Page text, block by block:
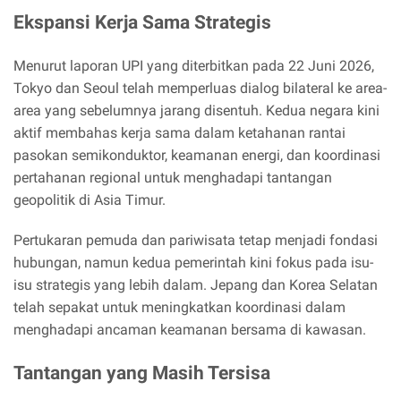
Ekspansi Kerja Sama Strategis
Menurut laporan UPI yang diterbitkan pada 22 Juni 2026,
Tokyo dan Seoul telah memperluas dialog bilateral ke area-
area yang sebelumnya jarang disentuh. Kedua negara kini
aktif membahas kerja sama dalam ketahanan rantai
pasokan semikonduktor, keamanan energi, dan koordinasi
pertahanan regional untuk menghadapi tantangan
geopolitik di Asia Timur.
Pertukaran pemuda dan pariwisata tetap menjadi fondasi
hubungan, namun kedua pemerintah kini fokus pada isu-
isu strategis yang lebih dalam. Jepang dan Korea Selatan
telah sepakat untuk meningkatkan koordinasi dalam
menghadapi ancaman keamanan bersama di kawasan.
Tantangan yang Masih Tersisa